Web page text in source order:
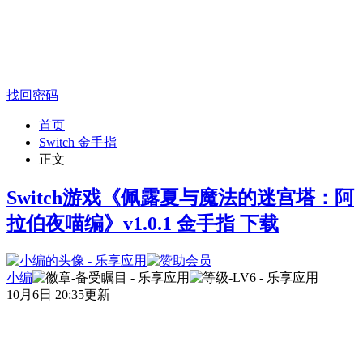
找回密码
首页
Switch 金手指
正文
Switch游戏《佩露夏与魔法的迷宫塔：阿
拉伯夜喵编》v1.0.1 金手指 下载
小编
10月6日 20:35更新